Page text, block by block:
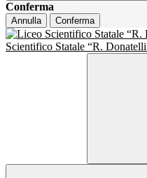
Conferma
Annulla Conferma
Scientifico Statale “R.